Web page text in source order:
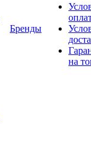
Бренды
на